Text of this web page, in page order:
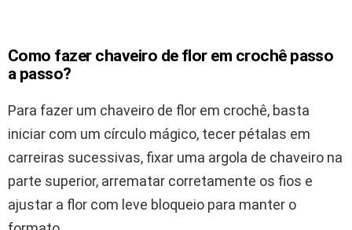
Como fazer chaveiro de flor em crochê passo
a passo?
Para fazer um chaveiro de flor em crochê, basta
iniciar com um círculo mágico, tecer pétalas em
carreiras sucessivas, fixar uma argola de chaveiro na
parte superior, arrematar corretamente os fios e
ajustar a flor com leve bloqueio para manter o